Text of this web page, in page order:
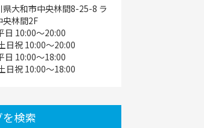
県大和市中央林間8-25-8 ラ
央林間2F
日 10:00～20:00
日祝 10:00～20:00
日 10:00～18:00
日祝 10:00～18:00
検索